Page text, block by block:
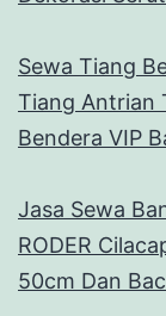
Sewa Tiang
Tiang Antrian
Bendera VIP
Jasa Sewa
RODER
50cm Dan